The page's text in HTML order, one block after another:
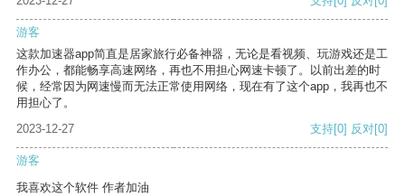
游客
这款加速器app简直是居家旅行必备神器，无论是看视频、玩游戏还是工
作办公，都能畅享高速网络，再也不用担心网速卡顿了。以前出差的时
候，经常因为网速慢而无法正常使用网络，现在有了这个app，我再也不
用担心了。
2023-12-27
支持[0] 反对[0]
游客
我喜欢这个软件 作者加油